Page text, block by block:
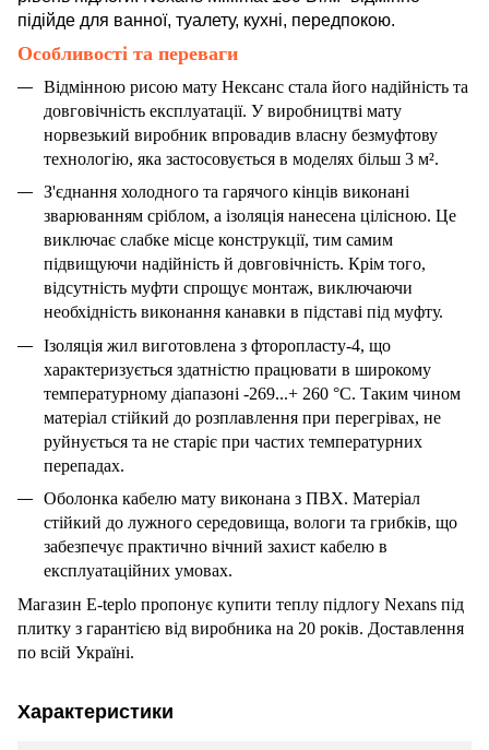
підійде для ванної, туалету, кухні, передпокою.
Особливості та переваги
Відмінною рисою мату Нексанс стала його надійність та
довговічність експлуатації. У виробництві мату
норвезький виробник впровадив власну безмуфтову
технологію, яка застосовується в моделях більш 3 м².
З'єднання холодного та гарячого кінців виконані
зварюванням сріблом, а ізоляція нанесена цілісною. Це
виключає слабке місце конструкції, тим самим
підвищуючи надійність й довговічність. Крім того,
відсутність муфти спрощує монтаж, виключаючи
необхідність виконання канавки в підставі під муфту.
Ізоляція жил виготовлена з фторопласту-4, що
характеризується здатністю працювати в широкому
температурному діапазоні -269...+ 260 °C. Таким чином
матеріал стійкий до розплавлення при перегрівах, не
руйнується та не старіє при частих температурних
перепадах.
Оболонка кабелю мату виконана з ПВХ. Матеріал
стійкий до лужного середовища, вологи та грибків, що
забезпечує практично вічний захист кабелю в
експлуатаційних умовах.
Магазин E-teplo пропонує купити теплу підлогу Nexans під
плитку з гарантією від виробника на 20 років. Доставлення
по всій Україні.
Характеристики